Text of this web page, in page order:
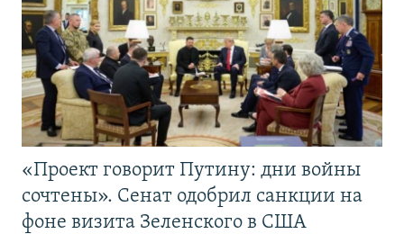
«Проект говорит Путину: дни войны
сочтены». Сенат одобрил санкции на
фоне визита Зеленского в США